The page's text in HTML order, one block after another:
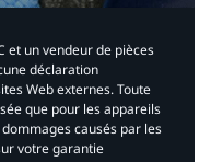
et un vendeur de pièces
déclaration
Web externes. Toute
que pour les appareils
causés par les
votre garantie